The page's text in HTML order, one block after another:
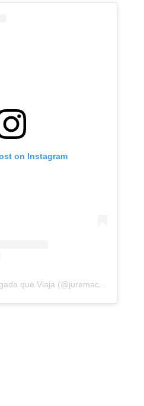
on Instagram
A post shared by Advogada que Viaja (@juremacintra)